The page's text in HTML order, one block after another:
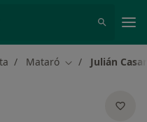
Mataró Cambiar de
Julián